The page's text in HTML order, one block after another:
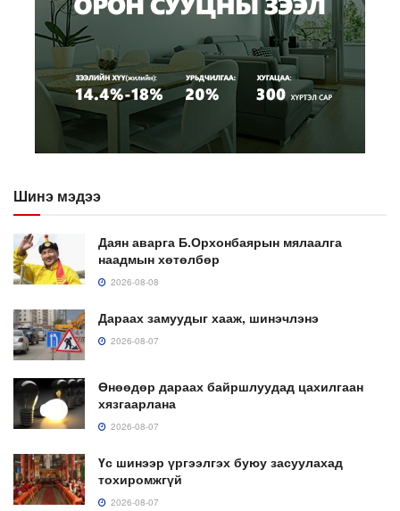
Шинэ мэдээ
Даян аварга Б.Орхонбаярын мялаалга
наадмын хөтөлбөр
2026-08-08
Дараах замуудыг хааж, шинэчлэнэ
2026-08-07
Өнөөдөр дараах байршлуудад цахилгаан
хязгаарлана
2026-08-07
Үс шинээр үргээлгэх буюу засуулахад
тохиромжгүй
2026-08-07